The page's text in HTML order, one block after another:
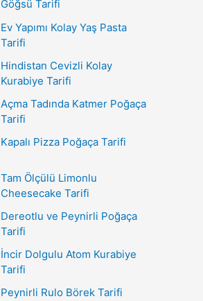
Göğsü Tarifi
Ev Yapımı Kolay Yaş Pasta
Tarifi
Hindistan Cevizli Kolay
Kurabiye Tarifi
Açma Tadında Katmer Poğaça
Tarifi
Kapalı Pizza Poğaça Tarifi
Tam Ölçülü Limonlu
Cheesecake Tarifi
Dereotlu ve Peynirli Poğaça
Tarifi
İncir Dolgulu Atom Kurabiye
Tarifi
Peynirli Rulo Börek Tarifi